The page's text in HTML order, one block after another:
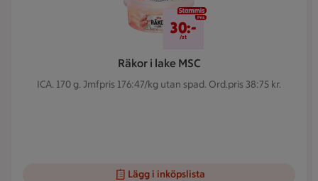
Räkor i lake MSC
ICA. 170 g. Jmfpris 176:47/kg utan spad. Ord.pris 38:75 kr.
30 kr/st
30:-
/st
Lägg i inköpslista